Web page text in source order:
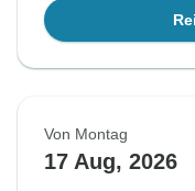
Von Montag
17 Aug, 2026